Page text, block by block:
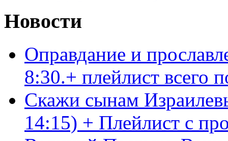
Новости
Оправдание и
8:30.+ плейлист
Скажи сынам
14:15) + Плейлист с